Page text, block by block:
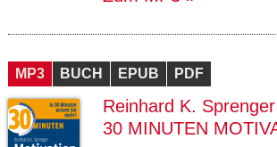
MP3 BUCH EPUB PDF
Reinhard K. Sprenger
30 MINUTEN